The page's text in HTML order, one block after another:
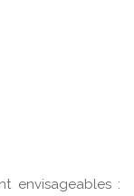
envisageables :